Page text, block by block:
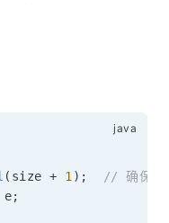
( size + 1 ) ;
// 确保容
e;